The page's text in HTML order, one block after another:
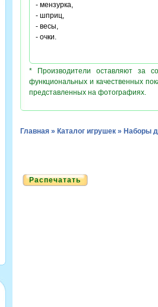
- мензурка,
- шприц,
- весы,
- очки.
* Производители оставляют за
функциональных и качественных
представленных на фотографиях.
Главная » Каталог игрушек » Наборы
Распечатать